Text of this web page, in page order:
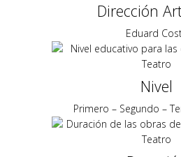
Dirección
Eduard
Nivel
Primero – Segundo –